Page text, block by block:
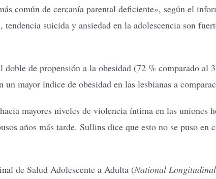
común de cercanía parental deficiente», según el
suicida y ansiedad en la adolescencia son
de propensión a la obesidad (72 % comparado al
mayor índice de obesidad en las lesbianas a
mayores niveles de violencia íntima en las uniones
años más tarde. Sullins dice que esto no se puso
de Salud Adolescente a Adulta (National